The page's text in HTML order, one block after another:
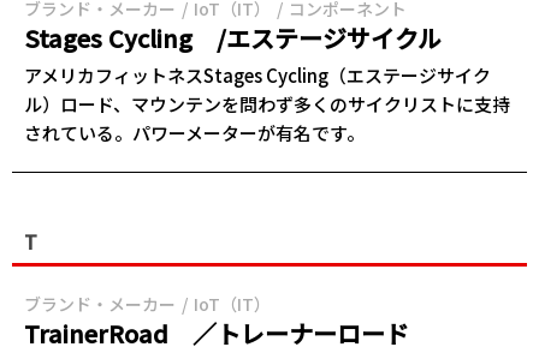
ブランド・メーカー IoT（IT） コンポーネント
Stages Cycling /エステージサイクル
アメリカフィットネスStages Cycling（エステージサイク
ル）ロード、マウンテンを問わず多くのサイクリストに支持
されている。パワーメーターが有名です。
T
ブランド・メーカー IoT（IT）
TrainerRoad ／トレーナーロード